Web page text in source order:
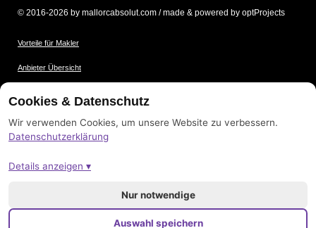
© 2016-2026 by mallorcabsolut.com / made & powered by optProjects
Vorteile für Makler
Anbieter Übersicht
Bildnachweis
Impressum
Cookies & Datenschutz
Wir verwenden Cookies, um unsere Website zu verbessern.
Datenschutzerklärung
Details anzeigen ▾
Nur notwendige
Auswahl speichern